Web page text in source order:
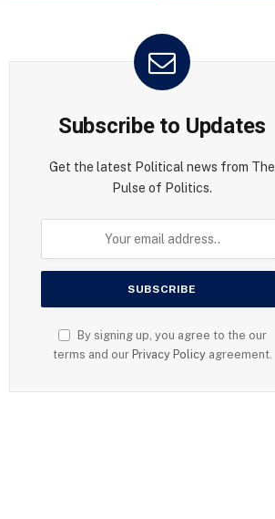
Subscribe to Updates
Get the latest Political news from The
Pulse of Politics.
By signing up, you agree to the our
terms and our Privacy Policyagreement.